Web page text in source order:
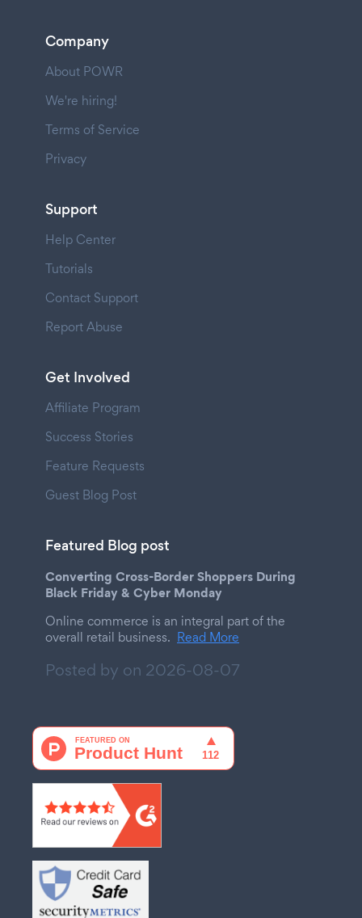
Company
About POWR
We're hiring!
Terms of Service
Privacy
Support
Help Center
Tutorials
Contact Support
Report Abuse
Get Involved
Affiliate Program
Success Stories
Feature Requests
Guest Blog Post
Featured Blog post
Converting Cross-Border Shoppers During
Black Friday & Cyber Monday
Online commerce is an integral part of the
overall retail business. Read More
Posted by on 2026-08-07